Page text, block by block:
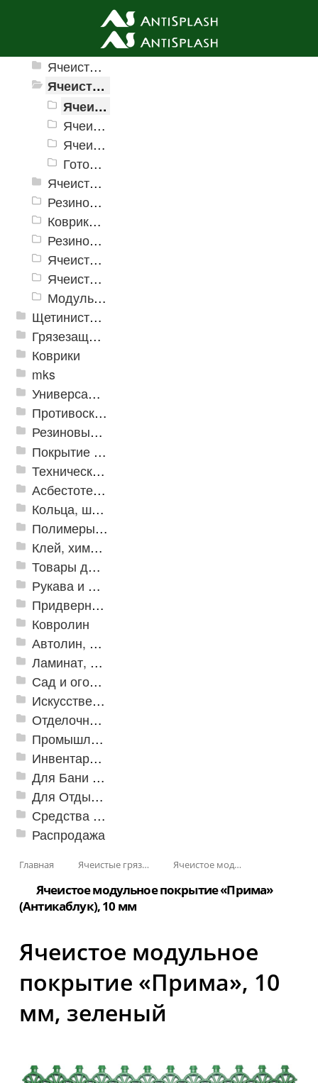
Ячеистые грязезащитные покрытия
Ячеистые грязезащитные покрытия «Домино»
Ячеистое модульное покрытие «Прима» (Антикаблук)
Ячеистое модульное покрытие «Прима» (Антикаблук), 10 мм
Ячеистое модульное покрытие «Прима» (Антикаблук), 14 мм
Ячеистое модульное покрытие «Прима» (Антикаблук), 20 мм
Готовое покрытие «Прима» (Антикаблук)
Ячеистые грязезащитные покрытия «Змейка» (Zig-Zag)
Резиновые коврики и дорожки «Restorant»
Коврики PinMat Волна
Резиновые коврики Шашки
Ячеистое модульное грязезащитное покрытие «Optima Duos»
Ячеистые коврик дорожка «Шашки»
Модульное напольное покрытие "Грязезащитные Соты"
Щетинистые покрытия
Грязезащитные, влаговпитывающие покрытия
Коврики
mks
Универсальные модульные покрытия
Противоскользящая защита для лестниц, профили, ленты
Резиновые и ПВХ дорожки
Покрытие из резиновой крошки
Техническая резина
Асбестотехнические и теплоизоляционные материалы
Кольца, шайбы, манжеты
Полимеры и пластики
Клей, химия, сопутствующие товары
Товары для дома
Рукава и шланги промышленные
Придверные решетки
Ковролин
Автолин, Транслин, Линолеум
Ламинат, Кварцвиниловая плитка SPC
Сад и огород
Искусственная трава
Отделочные профили
Промышленный текстиль
Инвентарь для клининга
Для Бани и Сауны
Для Отдыха и Пикника
Средства от насекомых и садовых вредителей
Распродажа
Главная Ячеистые грязезащитные покрытия Ячеистое модульное покрытие «Прима» (Антикаблук)
Ячеистое модульное покрытие «Прима»
(Антикаблук), 10 мм
Ячеистое модульное
покрытие «Прима», 10
мм, зеленый